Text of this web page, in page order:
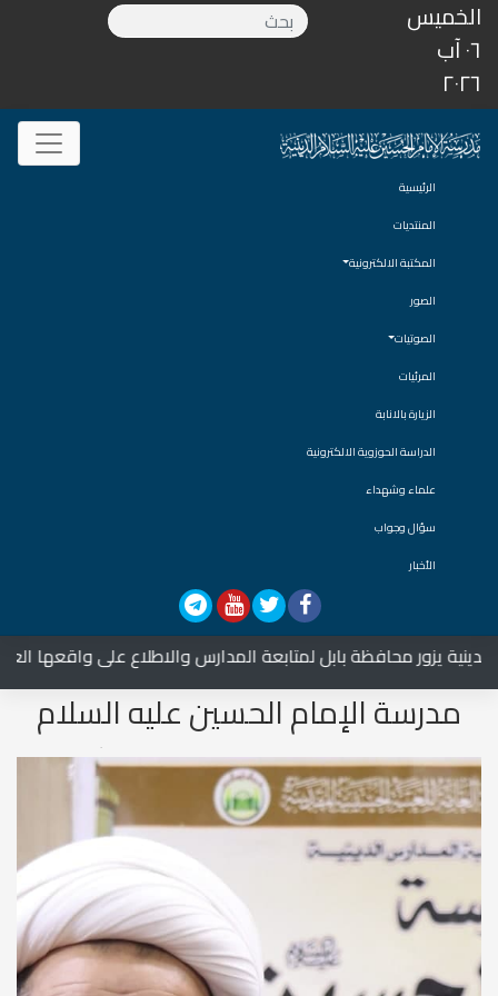
الخميس
٠٦ آب
٢٠٢٦
الرئيسية
المنتديات
المكتبة الالكترونية
الصور
الصوتيات
المرئيات
الزيارة بالانابة
الدراسة الحوزوية الالكترونية
علماء وشهداء
سؤال وجواب
الأخبار
يزور محافظة بابل لمتابعة المدارس والاطلاع على واقعها العلمي
مدرسة الإمام الحسين عليه السلام
في قضاء الهندية بمحافظة كربلاء
المقدسة..